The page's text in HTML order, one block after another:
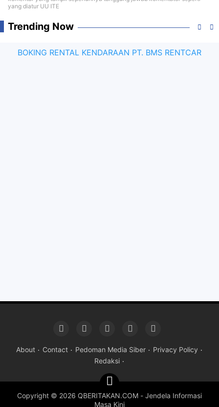
yang diatur UU ITE
Trending Now
BOKING RENTAL KENDARAAN PT. BMS RENTCAR
About Contact Pedoman Media Siber
Privacy Policy
Redaksi
Copyright © 2026 QBERITAKAN.COM - Jendela Informasi
Masa Kini